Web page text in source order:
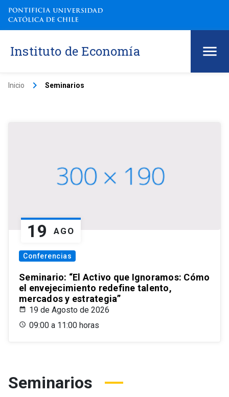
Instituto de Economía
Inicio keyboard_arrow_right Seminarios
19 AGO
Conferencias
Seminario: “El Activo que Ignoramos: Cómo
el envejecimiento redefine talento,
mercados y estrategia”
19 de Agosto de 2026
09:00 a 11:00 horas
Seminarios